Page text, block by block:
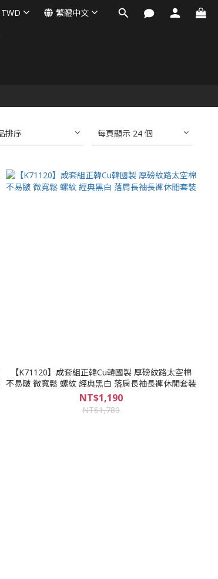
TWD 繁體中文
排序 每頁顯示 24 個
【K71120】成套組正韓Cu韓國製 厚磅紋路太空棉
不易皺 微寬鬆 螺紋 經典黑白 落肩長袖長褲休閒套裝
NT$1,190
NT$1,780